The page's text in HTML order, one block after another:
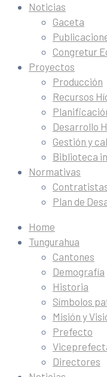
Noticias
Gaceta
Congretur
Proyectos
Producción
Recursos
Desarrollo
Gestión y
Biblioteca
Normativas
Plan de
Home
Tungurahua
Cantones
Demografía
Historia
Símbolos
Misión y
Prefecto
Directores